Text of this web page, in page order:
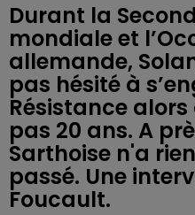
Durant la
mondiale et
allemande,
pas hésité à
Résistance
pas 20 ans. A
Sarthoise n'a
passé. Une
Foucault.